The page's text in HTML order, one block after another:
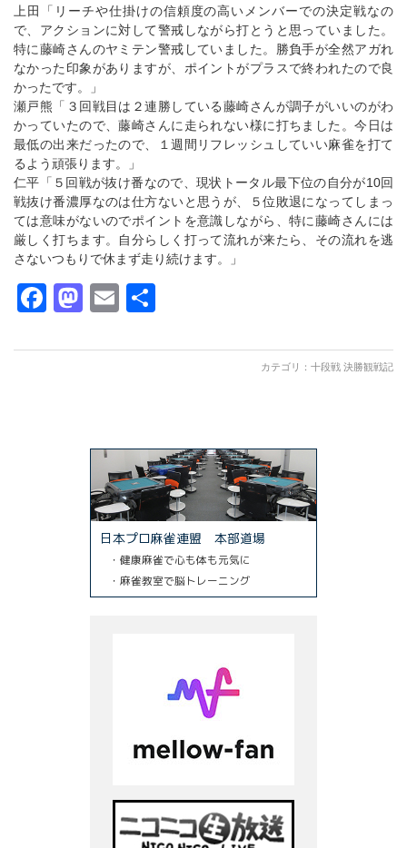
上田「リーチや仕掛けの信頼度の高いメンバーでの決定戦なの
で、アクションに対して警戒しながら打とうと思っていました。
特に藤崎さんのヤミテン警戒していました。勝負手が全然アガれ
なかった印象がありますが、ポイントがプラスで終われたので良
かったです。」
瀬戸熊「３回戦目は２連勝している藤崎さんが調子がいいのがわ
かっていたので、藤崎さんに走られない様に打ちました。今日は
最低の出来だったので、１週間リフレッシュしていい麻雀を打て
るよう頑張ります。」
仁平「５回戦が抜け番なので、現状トータル最下位の自分が10回
戦抜け番濃厚なのは仕方ないと思うが、５位敗退になってしまっ
ては意味がないのでポイントを意識しながら、特に藤崎さんには
厳しく打ちます。自分らしく打って流れが来たら、その流れを逃
さないつもりで休まず走り続けます。」
Facebook
Mastodon
Email
カテゴリ： 十段戦 決勝観戦記
日本プロ麻雀連盟 本部道場
・健康麻雀で心も体も元気に
・麻雀教室で脳トレーニング